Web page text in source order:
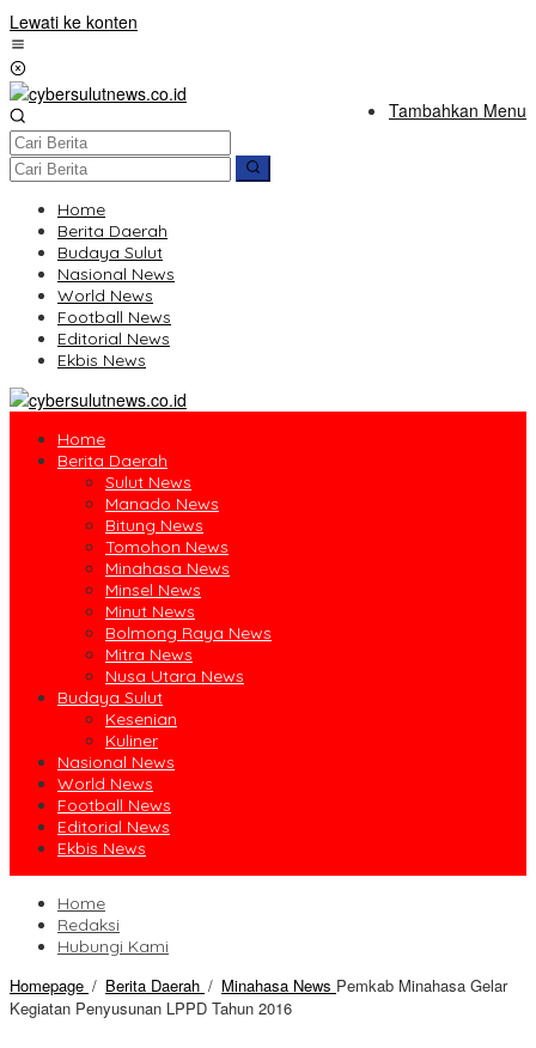
Lewati ke konten
Tambahkan Menu
Home
Berita Daerah
Budaya Sulut
Nasional News
World News
Football News
Editorial News
Ekbis News
Home
Berita Daerah
Sulut News
Manado News
Bitung News
Tomohon News
Minahasa News
Minsel News
Minut News
Bolmong Raya News
Mitra News
Nusa Utara News
Budaya Sulut
Kesenian
Kuliner
Nasional News
World News
Football News
Editorial News
Ekbis News
Home
Redaksi
Hubungi Kami
Homepage / Berita Daerah / Minahasa News Pemkab Minahasa Gelar
Kegiatan Penyusunan LPPD Tahun 2016